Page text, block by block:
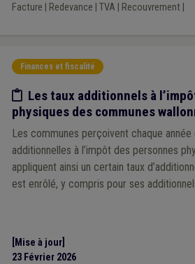
Facture Redevance TVA Recouvrement|
Finances et fiscalité
Etude/chiffres
Les taux additionnels à
physiques des communes
Les communes perçoivent chaque
additionnelles à l’impôt des personnes
appliquent ainsi un certain taux
est enrôlé, y compris pour ses
[Mise à jour]
23 Février 2026